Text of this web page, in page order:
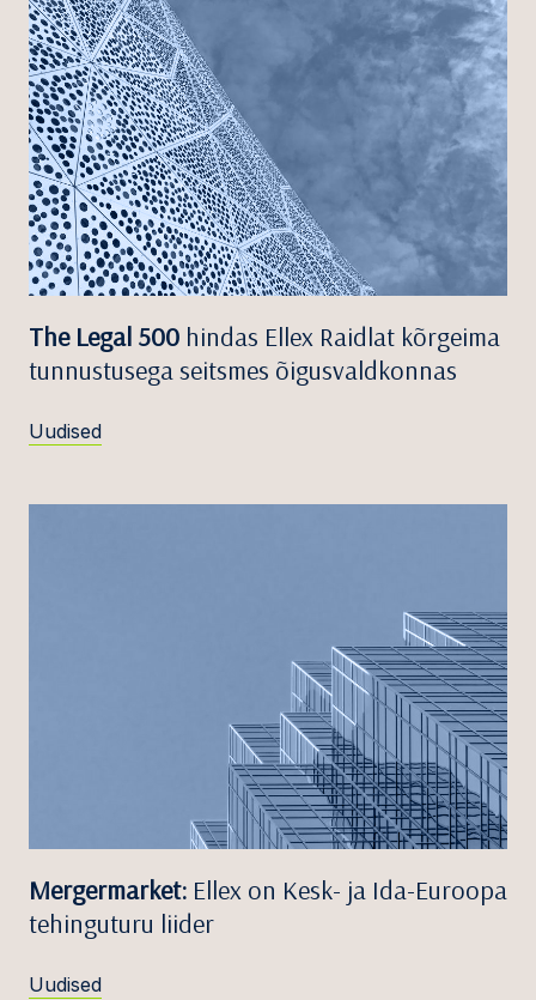
The Legal 500 hindas Ellex Raidlat kõrgeima
tunnustusega seitsmes õigusvaldkonnas
Uudised
Mergermarket: Ellex on Kesk- ja Ida-Euroopa
tehinguturu liider
Uudised